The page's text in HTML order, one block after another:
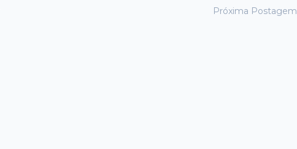
Próxima Postagem